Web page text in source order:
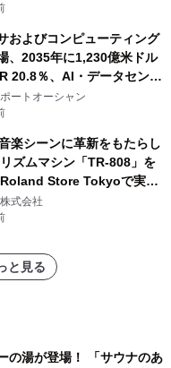
およびコンピューティング
、2035年に1,230億米ドル
20.8％、AI・データセンタ
長を牽引
ートオーシャン
楽シーンに革新をもたらし
ズムマシン「TR-808」を
Store Tokyoで実機
の 記念キャンペーンを開
オ「NTS」の 特別プログ
トを フィーチャーしたアニ
を公開～
式会社
と見る
の湯が登場！ 「サウナのあ